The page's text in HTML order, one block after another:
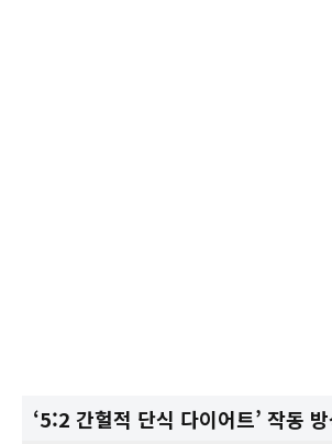
‘5:2 간헐적 단식 다이어트’ 작동 방